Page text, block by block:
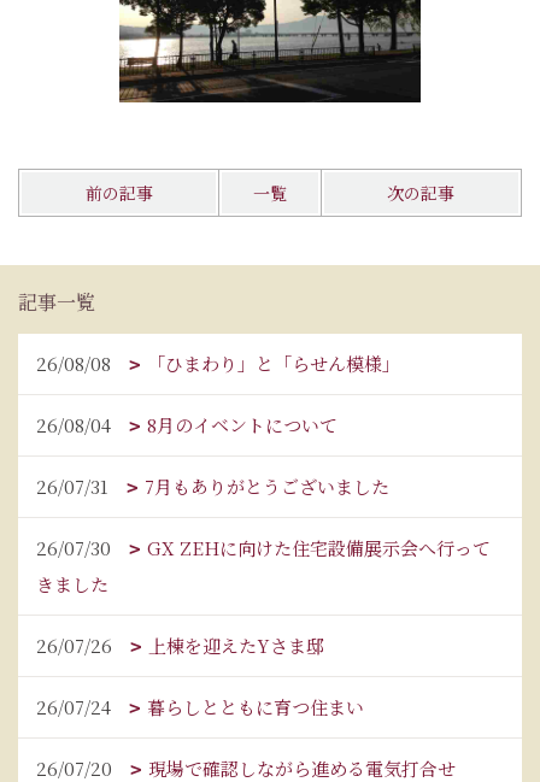
前の記事 一覧 次の記事
記事一覧
26/08/08 「ひまわり」と「らせん模様」
26/08/04 8月のイベントについて
26/07/31 7月もありがとうございました
26/07/30
GX ZEHに向けた住宅設備展示会へ行って
きました
26/07/26 上棟を迎えたYさま邸
26/07/24 暮らしとともに育つ住まい
26/07/20 現場で確認しながら進める電気打合せ